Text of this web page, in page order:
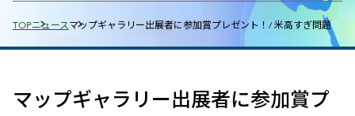
Breadcrumbs
TOPニュースマップギャラリー出展者に参加賞プレゼント！/ 米高すぎ問題
マップギャラリー出展者に参加賞プ